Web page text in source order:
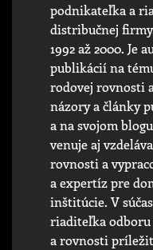
podnikateľka a
distribučnej
1992 až 2000. Je
publikácií na
rodovej rovnosti
názory a články
a na svojom
venuje aj
rovnosti a
a expertíz pre
inštitúcie. V
riaditeľka
a rovnosti